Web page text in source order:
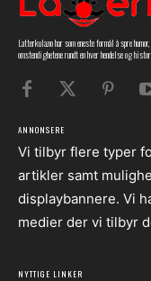
Latterkula.no har som eneste formål å spre
omstendighetene rundt en hver hendelse og
ANNONSERE
Vi tilbyr flere typer
artikler samt
displaybannere. Vi
medier der vi tilbyr
NYTTIGE LINKER